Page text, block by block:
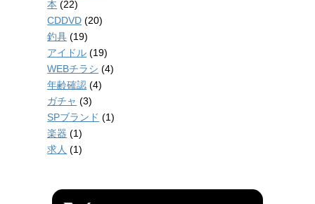
本 (22)
CDDVD (20)
釣具 (19)
アイドル (19)
WEBチラシ (4)
年齢確認 (4)
ガチャ (3)
SPブランド (1)
楽器 (1)
求人 (1)